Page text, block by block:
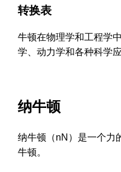
转换表
牛顿在物理学和工程学
学、动力学和各种科学
纳牛顿
纳牛顿（nN）是一个力
牛顿。